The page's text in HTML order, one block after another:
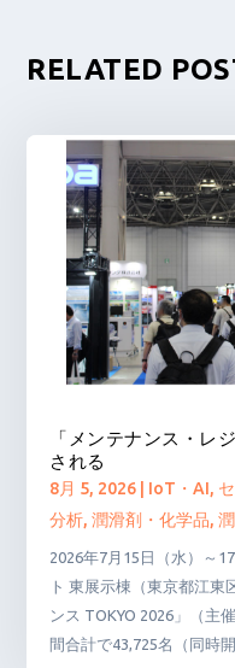
RELATED
「メンテナンス・レ
される
8月 5, 2026 IoT・AI,
分析,潤滑剤・化学品,
2026年7月15日（水）～
ト 東展示棟（東京都江東
ンス TOKYO 2026」（主
間合計で43,725名（同時